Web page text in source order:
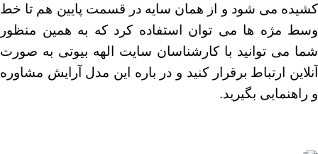
کشیده می شود و از همان سایه در قسمت پایین هم تا خط
وسط مژه ها می توان استفاده کرد که به همین منظور
شما می توانید با کارشناسان سایت
الهه بیوتی به صورت
آنلاین ارتباط برقرار کنید و در باره این مدل آرایش مشاوره
و راهنمایی بگیرید.